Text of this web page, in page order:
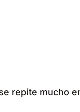
repite mucho